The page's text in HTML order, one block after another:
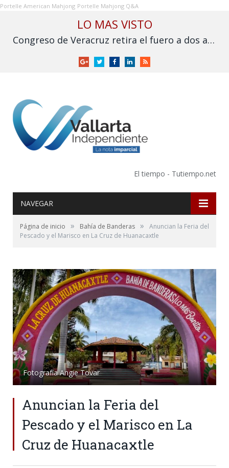
Portelle American Mahjong Portelle Mahjong Q&A
LO MAS VISTO
Congreso de Veracruz retira el fuero a dos alcaldes de MC ligados a desaparición y asesinato
GoogleTwitterFacebookLinkedInRSS
El tiempo - Tutiempo.net
NAVEGAR
Página de inicio » Bahía de Banderas »
Anuncian la Feria del
Pescado y el Marisco en La Cruz de Huanacaxtle
Fotografía Angie Tovar
Anuncian la Feria del
Pescado y el Marisco en La
Cruz de Huanacaxtle